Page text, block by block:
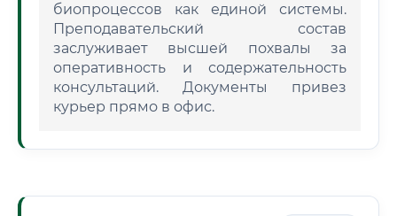
биопроцессов как единой системы.
Преподавательский состав
заслуживает высшей похвалы за
оперативность и содержательность
консультаций. Документы привез
курьер прямо в офис.